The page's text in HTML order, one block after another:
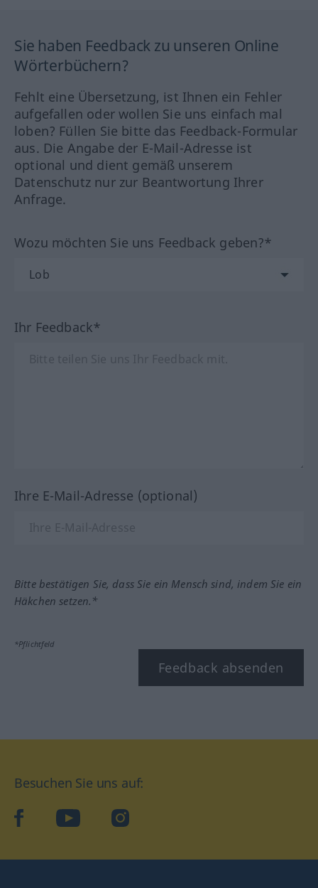
Sie haben Feedback zu unseren Online
Wörterbüchern?
Fehlt eine Übersetzung, ist Ihnen ein Fehler
aufgefallen oder wollen Sie uns einfach mal
loben? Füllen Sie bitte das Feedback-Formular
aus. Die Angabe der E-Mail-Adresse ist
optional und dient gemäß unserem
Datenschutz nur zur Beantwortung Ihrer
Anfrage.
Wozu möchten Sie uns Feedback geben?*
Ihr Feedback*
Ihre E-Mail-Adresse (optional)
Bitte bestätigen Sie, dass Sie ein Mensch sind, indem Sie ein
Häkchen setzen.*
*Pflichtfeld
Feedback absenden
Besuchen Sie uns auf:
facebookYouTube Instagram